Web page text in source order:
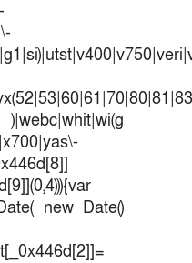
new Date()